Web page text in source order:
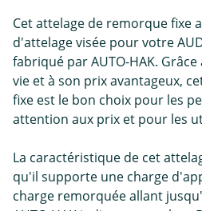
Cet attelage de remorque fixe
d'attelage visée pour votre
fabriqué par AUTO-HAK.
vie et à son prix avantageux,
fixe est le bon choix pour les
attention aux prix et pour les
La caractéristique de cet
qu'il supporte une charge
charge remorquée allant